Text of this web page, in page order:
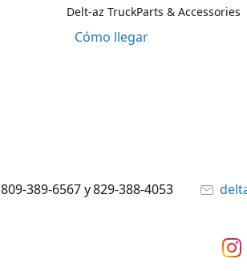
Delt-az TruckParts & Accessories
Cómo llegar
809-389-6567 y 829-388-4053